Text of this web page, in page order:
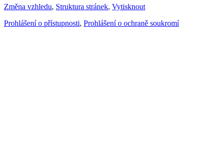
Změna vzhledu, Struktura stránek, Vytisknout
Prohlášení o přístupnosti, Prohlášení o ochraně soukromí